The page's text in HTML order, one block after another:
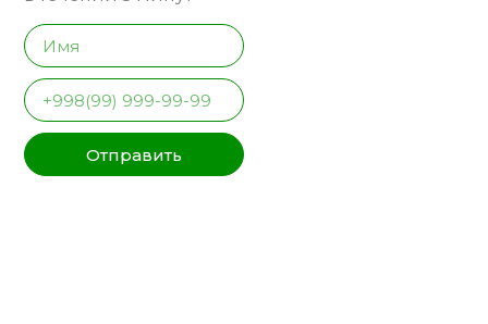
Отправить